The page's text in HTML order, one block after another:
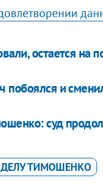
остается на
и
суд
ТИМОШЕНКО